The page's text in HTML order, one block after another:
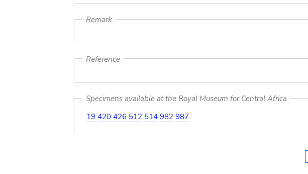
Remark
Reference
Specimens available at the Royal Museum for Central Africa
19 420 426 512 514 982 987